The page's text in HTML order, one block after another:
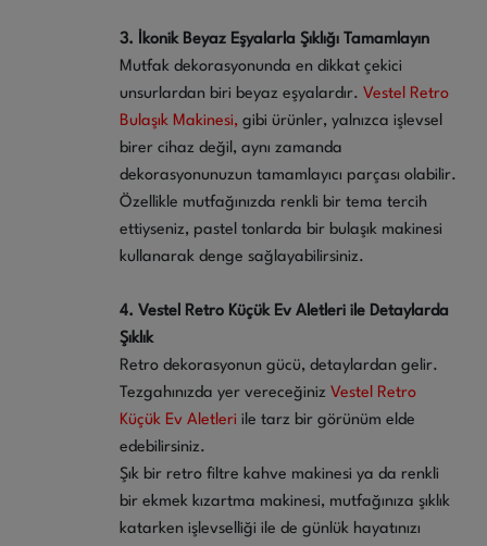
3. İkonik Beyaz Eşyalarla Şıklığı Tamamlayın
Mutfak dekorasyonunda en dikkat çekici
unsurlardan biri beyaz eşyalardır. Vestel Retro
Bulaşık Makinesi, gibi ürünler, yalnızca işlevsel
birer cihaz değil, aynı zamanda
dekorasyonunuzun tamamlayıcı parçası olabilir.
Özellikle mutfağınızda renkli bir tema tercih
ettiyseniz, pastel tonlarda bir bulaşık makinesi
kullanarak denge sağlayabilirsiniz.
4. Vestel Retro Küçük Ev Aletleri ile Detaylarda
Şıklık
Retro dekorasyonun gücü, detaylardan gelir.
Tezgahınızda yer vereceğiniz Vestel Retro
Küçük Ev Aletleri ile tarz bir görünüm elde
edebilirsiniz.
Şık bir retro filtre kahve makinesi ya da renkli
bir ekmek kızartma makinesi, mutfağınıza şıklık
katarken işlevselliği ile de günlük hayatınızı